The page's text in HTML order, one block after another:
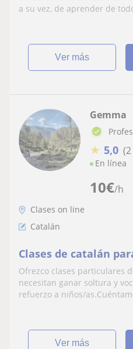
a su vez, de aprender de
ver más
10€/h
Gemma
★ 5,0
En línea
Clases on line
Catalán
Clases de catalán
Ofrezco clases particulares
necesitan ganar soltura y
refuerzo a niños/
ver más